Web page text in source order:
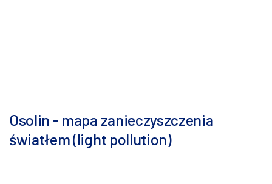
Osolin - mapa zanieczyszczenia
światłem (light pollution)